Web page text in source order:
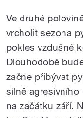
Ve druhé
vrcholit sezona
pokles vzdušné
Dlouhodobě
začne přibývat
silně agresivního
na začátku září.